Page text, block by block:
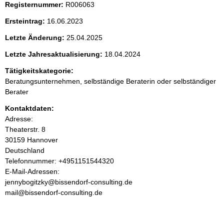
t
e
n
i
n
h
a
l
t
Registernummer: R006063
Ersteintrag: 16.06.2023
Letzte Änderung: 25.04.2025
Letzte Jahresaktualisierung: 18.04.2024
Tätigkeitskategorie:
Beratungsunternehmen, selbständige Beraterin oder selbständiger
Berater
Kontaktdaten:
Adresse:
Theaterstr. 8
30159 Hannover
Deutschland
K
o
n
t
Telefonnummer: +4951151544320
E-Mail-Adressen:
jennybogitzky@bissendorf-consulting.de
mail@bissendorf-consulting.de